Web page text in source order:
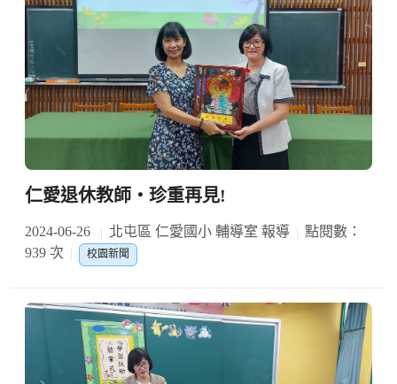
仁愛退休教師‧珍重再見!
2024-06-26 北屯區 仁愛國小 輔導室 報導
點閱數：
939 次
校園新聞